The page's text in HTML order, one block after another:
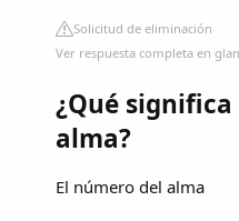
Solicitud de eliminación
Ver respuesta completa en
¿Qué
alma?
El número del alma